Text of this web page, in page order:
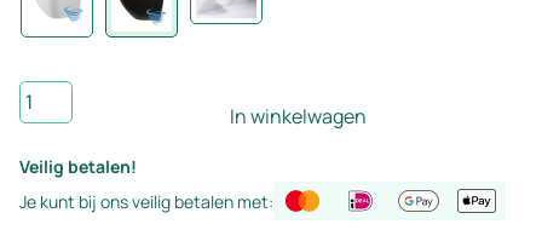
Hangend
toilet
Tornadospoeling
zwart
In winkelwagen
Veilig betalen!
Je kunt bij ons veilig betalen met: